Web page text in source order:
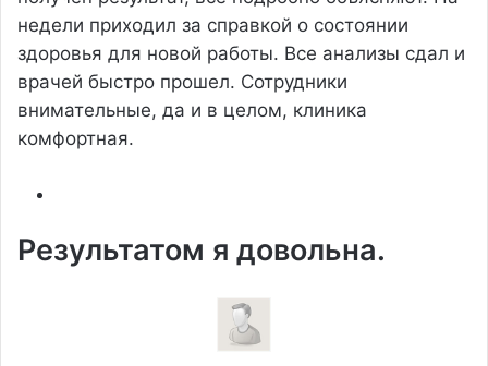
недели приходил за справкой о состоянии
здоровья для новой работы. Все анализы сдал и
врачей быстро прошел. Сотрудники
внимательные, да и в целом, клиника
комфортная.
Результатом я довольна.